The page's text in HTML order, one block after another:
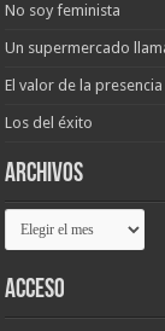
No soy feminista
Un supermercado
El valor de la
Los del éxito
Archivos
Archivos
Acceso